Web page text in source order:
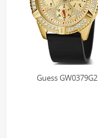
Guess GW0379G2